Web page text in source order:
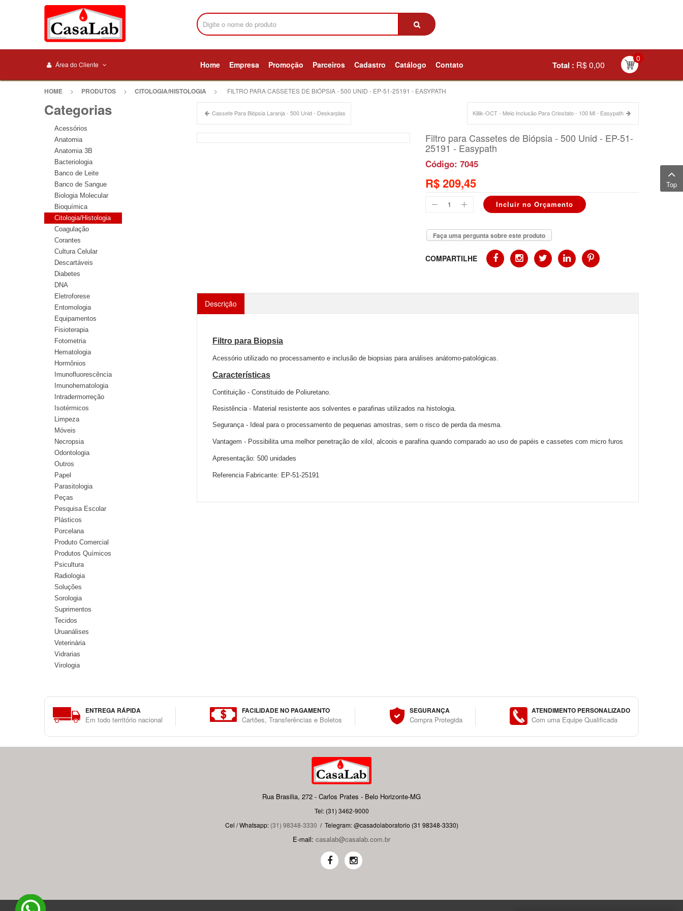
Área do Cliente Home Empresa Promoção Parceiros Cadastro Catálogo Contato
0
Total : R$ 0,00
HOME > PRODUTOS > CITOLOGIA/HISTOLOGIA > FILTRO PARA CASSETES DE BIÓPSIA - 500 UNID - EP-51-25191 - EASYPATH
Cassete Para Biópsia Laranja - 500 Unid - Deskarplas Killik-OCT - Meio Inclusão Para Criostato - 100 Ml - Easypath
Filtro para Cassetes de Biópsia - 500 Unid - EP-51-
25191 - Easypath
Código: 7045
R$ 209,45
Faça uma pergunta sobre este produto
COMPARTILHE
Descrição
Filtro para Biopsia
Acessório utilizado no processamento e inclusão de biopsias para análises anátomo-patológicas.
Características
Contituição - Constituido de Poliuretano.
Resistência - Material resistente aos solventes e parafinas utilizados na histologia.
Segurança - Ideal para o processamento de pequenas amostras, sem o risco de perda da mesma.
Vantagem - Possibilita uma melhor penetração de xilol, alcoois e parafina quando comparado ao uso de papéis e cassetes com micro furos
Apresentação: 500 unidades
Referencia Fabricante: EP-51-25191
Categorias
Acessórios
Anatomia
Anatomia 3B
Bacteriologia
Banco de Leite
Banco de Sangue
Biologia Molecular
Bioquímica
Citologia/Histologia
Coagulação
Corantes
Cultura Celular
Descartáveis
Diabetes
DNA
Eletroforese
Entomologia
Equipamentos
Fisioterapia
Fotometria
Hematologia
Hormônios
Imunofluorescência
Imunohematologia
Intradermorreção
Isotérmicos
Limpeza
Móveis
Necropsia
Odontologia
Outros
Papel
Parasitologia
Peças
Pesquisa Escolar
Plásticos
Porcelana
Produto Comercial
Produtos Químicos
Psicultura
Radiologia
Soluções
Sorologia
Suprimentos
Tecidos
Uruanálises
Veterinária
Vidrarias
Virologia
ENTREGA RÁPIDA
Em todo território nacional
FACILIDADE NO PAGAMENTO
Cartões, Transferências e Boletos
SEGURANÇA
Compra Protegida
ATENDIMENTO PERSONALIZADO
Com uma Equipe Qualificada
Rua Brasilia, 272 - Carlos Prates - Belo Horizonte-MG
Tel: (31) 3462-9000
Cel / Whatsapp: (31) 98348-3330 / Telegram: @casadolaboratorio (31 98348-3330)
E-mail: casalab@casalab.com.br
Top